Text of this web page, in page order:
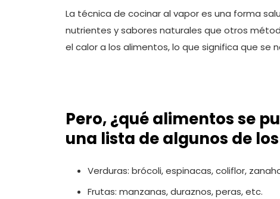
La técnica de cocinar al vapor es una forma
nutrientes y sabores naturales que otros
el calor a los alimentos, lo que significa que
Pero, ¿qué alimentos se
una lista de algunos de
Verduras: brócoli, espinacas, coliflor,
Frutas: manzanas, duraznos, peras, etc.